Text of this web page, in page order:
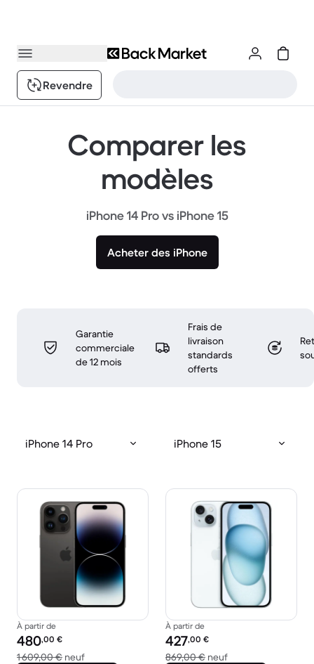
Revendre
Comparer les
modèles
iPhone 14 Pro vs iPhone 15
Acheter des iPhone
Garantie
commerciale
de 12 mois
Frais de
livraison
standards
offerts
iPhone 14 Pro iPhone 15
À partir de
Prix reconditionné :
480,00 €
1 609,00 € neufcontre 1 609,00 € neuf
À partir de
Prix reconditionné :
427,00 €
869,00 € neufcontre 869,00 €